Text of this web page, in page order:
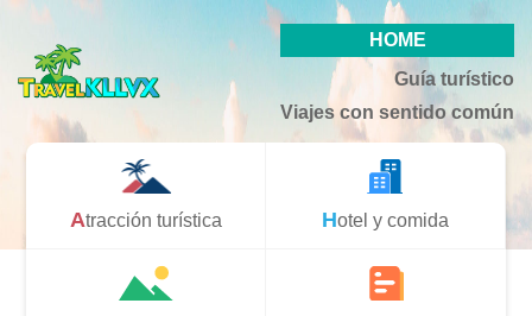
HOME
Guía turístico
Viajes con sentido común
Atracción turística Hotel y comida